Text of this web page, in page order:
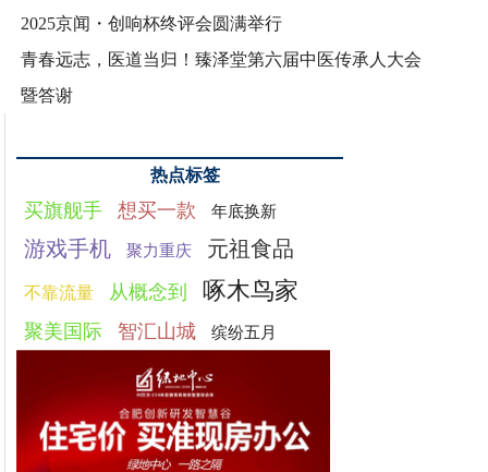
2025京闻・创响杯终评会圆满举行
青春远志，医道当归！臻泽堂第六届中医传承人大会
暨答谢
热点标签
买旗舰手 想买一款 年底换新
游戏手机 聚力重庆 元祖食品
不靠流量 从概念到 啄木鸟家
聚美国际 智汇山城 缤纷五月